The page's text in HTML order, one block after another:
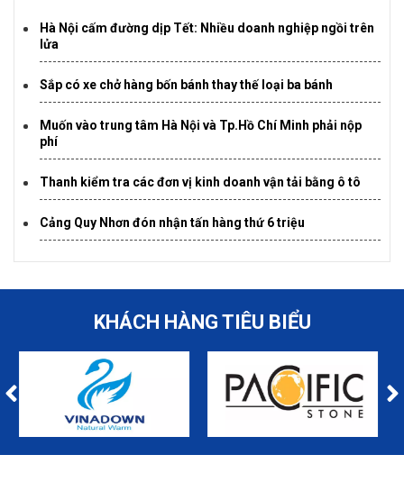
Hà Nội cấm đường dịp Tết: Nhiều doanh nghiệp ngồi trên
lửa
Sắp có xe chở hàng bốn bánh thay thế loại ba bánh
Muốn vào trung tâm Hà Nội và Tp.Hồ Chí Minh phải nộp
phí
Thanh kiểm tra các đơn vị kinh doanh vận tải bằng ô tô
Cảng Quy Nhơn đón nhận tấn hàng thứ 6 triệu
KHÁCH HÀNG TIÊU BIỂU